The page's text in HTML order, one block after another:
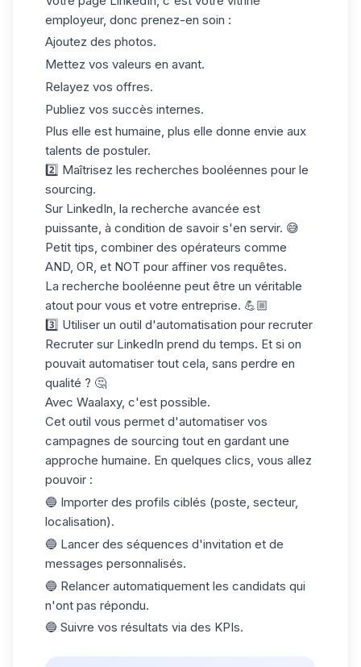
employeur, donc prenez-en soin :
Ajoutez des photos.
Mettez vos valeurs en avant.
Relayez vos offres.
Publiez vos succès internes.
Plus elle est humaine, plus elle donne envie aux
talents de postuler.
2️⃣ Maîtrisez les recherches booléennes pour le
sourcing.
Sur LinkedIn, la recherche avancée est
puissante, à condition de savoir s'en servir. 😅
Petit tips, combiner des opérateurs comme
AND, OR, et NOT pour affiner vos requêtes.
La recherche booléenne peut être un véritable
atout pour vous et votre entreprise. 💪🏼
3️⃣ Utiliser un outil d'automatisation pour recruter
Recruter sur LinkedIn prend du temps. Et si on
pouvait automatiser tout cela, sans perdre en
qualité ? 🤔
Avec Waalaxy, c'est possible.
Cet outil vous permet d'automatiser vos
campagnes de sourcing tout en gardant une
approche humaine. En quelques clics, vous allez
pouvoir :
🔵 Importer des profils ciblés (poste, secteur,
localisation).
🔵 Lancer des séquences d'invitation et de
messages personnalisés.
🔵 Relancer automatiquement les candidats qui
n'ont pas répondu.
🔵 Suivre vos résultats via des KPIs.